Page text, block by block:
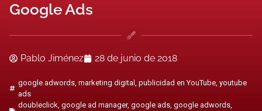
Google Ads
Pablo Jiménez 28 de junio de 2018
google adwords,marketing digital,publicidad en YouTube,youtube
ads
doubleclick,google ad manager,google ads,google adwords,